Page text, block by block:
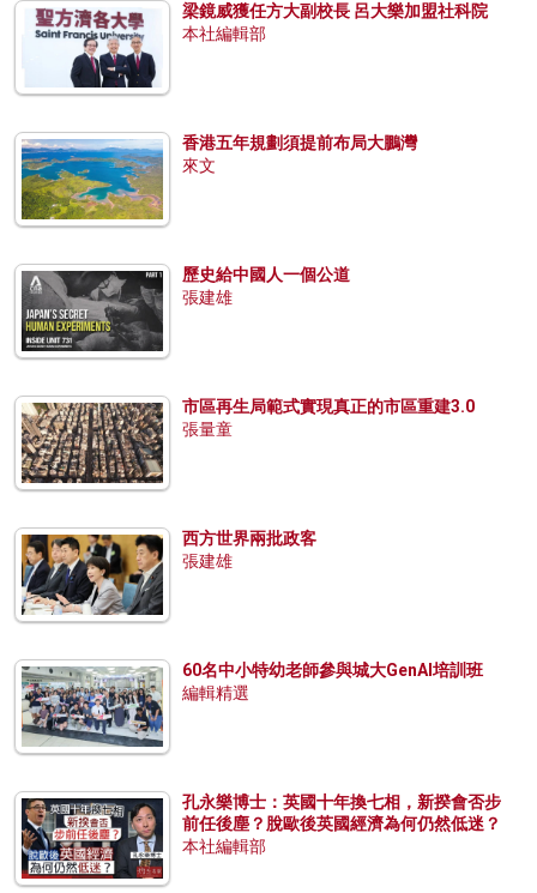
梁鏡威獲任方大副校長 呂大樂加盟社科院
本社編輯部
香港五年規劃須提前布局大鵬灣
來文
歷史給中國人一個公道
張建雄
市區再生局範式實現真正的市區重建3.0
張量童
西方世界兩批政客
張建雄
60名中小特幼老師參與城大GenAI培訓班
編輯精選
孔永樂博士：英國十年換七相，新揆會否步
前任後塵？脫歐後英國經濟為何仍然低迷？
本社編輯部